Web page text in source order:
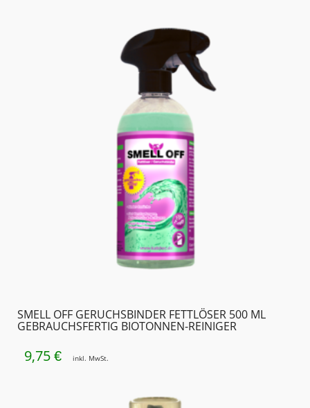
SMELL OFF GERUCHSBINDER FETTLÖSER 500 ML
GEBRAUCHSFERTIG BIOTONNEN-REINIGER
9,75 € inkl. MwSt.